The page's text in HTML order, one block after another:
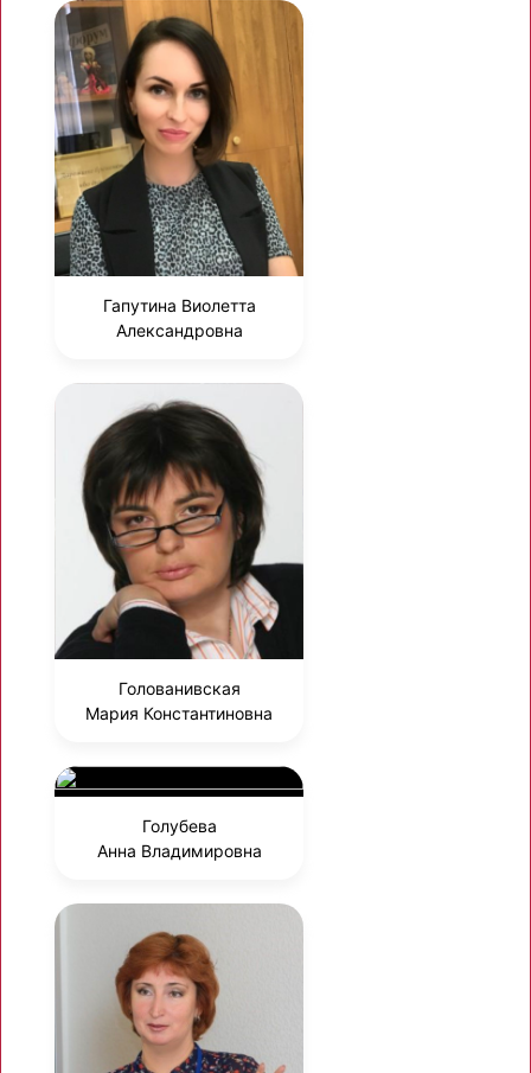
Гапутина Виолетта
Александровна
Голованивская
Мария Константиновна
Голубева
Анна Владимировна